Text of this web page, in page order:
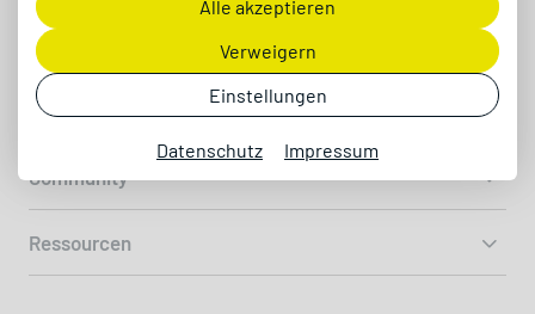
Alle akzeptieren
Verweigern
Einstellungen
Datenschutz Impressum
Digitalagentur
Digitalberatung
Community
Ressourcen